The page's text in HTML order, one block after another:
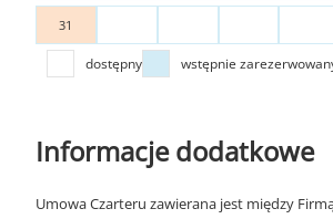
31
dostępny wstępnie
Informacje dodatkowe
Umowa Czarteru zawierana jest między